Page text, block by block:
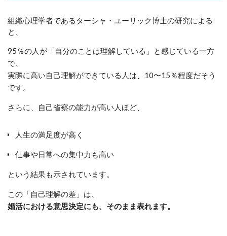
組織心理学者であるターシャ・ユーリック博士の研究による
と、
95％の人が「自分のことは理解している」と感じている一方
で、
実際に高い自己理解ができている人は、10〜15％程度だそう
です。
さらに、自己省察の能力が高い人ほど、
人生の満足度が高く
仕事や日常への集中力も高い
という結果も示されています。
この「自己理解の差」は、
婚活における意思決定にも、そのまま表れます。